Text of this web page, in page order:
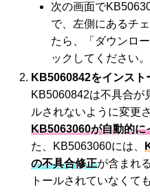
次の画面で
で、左側にあるチ
たら、「ダウンロ
ックしてください。
KB5060842をインスト
KB5060842は不具合が
ルされないように変更
KB5063060が自動的に
た、KB5063060には、
の不具合修正が含まれ
トールされていなくて